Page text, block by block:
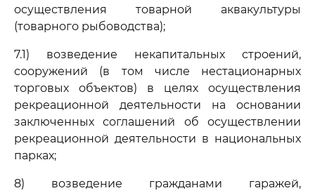
осуществления товарной аквакультуры
(товарного рыбоводства);
7.1) возведение некапитальных строений,
сооружений (в том числе нестационарных
торговых объектов) в целях осуществления
рекреационной деятельности на основании
заключенных соглашений об осуществлении
рекреационной деятельности в национальных
парках;
8) возведение гражданами гаражей,